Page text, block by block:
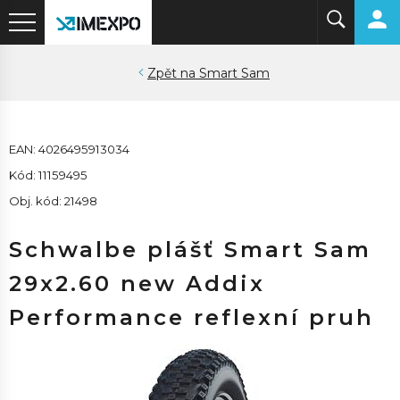
Smart Sam
EAN: 4026495913034
Kód: 11159495
Obj. kód: 21498
Schwalbe plášť Smart Sam
29x2.60 new Addix
Performance reflexní pruh